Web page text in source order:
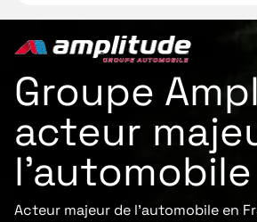
Groupe
acteur
l'automobile
Acteur majeur de l'automobile en